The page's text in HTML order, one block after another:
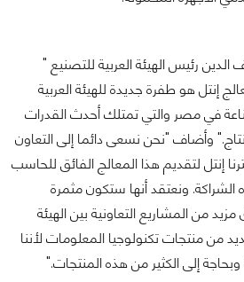
رئيس الهيئة العربية للتصنيع "
إنتل هو طفرة جديدة للهيئة العربية
في مصر والتي تمتلك أحدث القدرات
وأضاف "نحن نسعى دائما إلى التعاون
إنتل لتقديم هذا المعالج الفائق للحاسب
الشراكة. ونعتقد أنها ستكون مثمرة
من المشاريع التعاونية بين الهيئة
من منتجات تكنولوجيا المعلومات لأننا
إلى الكثير من هذه المنتجات."